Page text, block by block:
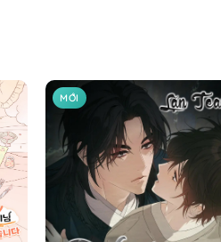
MỚI